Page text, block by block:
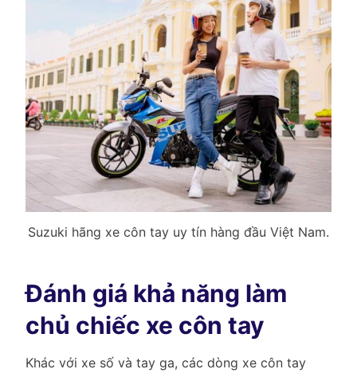
Suzuki hãng xe côn tay uy tín hàng đầu Việt Nam.
Đánh giá khả năng làm
chủ chiếc xe côn tay
Khác với xe số và tay ga, các dòng xe côn tay